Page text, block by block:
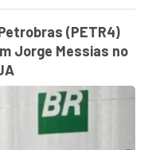
(PETR4)
Jorge Messias no